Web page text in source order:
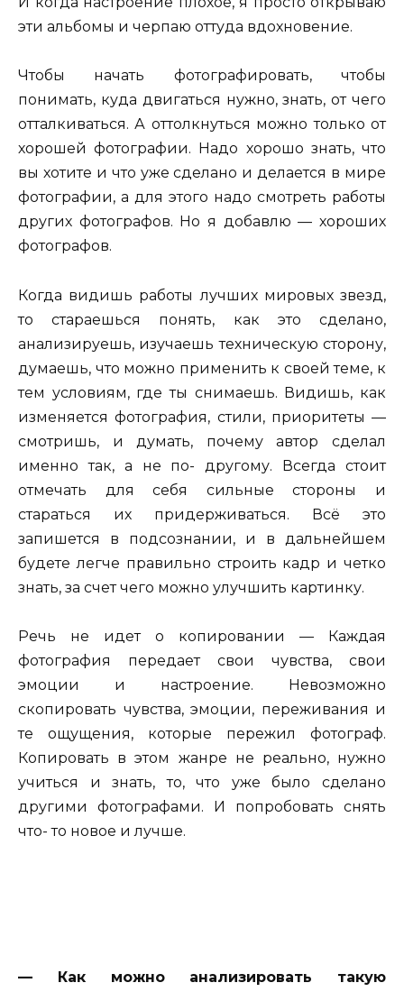
эти альбомы и черпаю оттуда вдохновение.
Чтобы начать фотографировать, чтобы
понимать, куда двигаться нужно, знать, от чего
отталкиваться. А оттолкнуться можно только от
хорошей фотографии. Надо хорошо знать, что
вы хотите и что уже сделано и делается в мире
фотографии, а для этого надо смотреть работы
других фотографов. Но я добавлю — хороших
фотографов.
Когда видишь работы лучших мировых звезд,
то стараешься понять, как это сделано,
анализируешь, изучаешь техническую сторону,
думаешь, что можно применить к своей теме, к
тем условиям, где ты снимаешь. Видишь, как
изменяется фотография, стили, приоритеты —
смотришь, и думать, почему автор сделал
именно так, а не по- другому. Всегда стоит
отмечать для себя сильные стороны и
стараться их придерживаться. Всё это
запишется в подсознании, и в дальнейшем
будете легче правильно строить кадр и четко
знать, за счет чего можно улучшить картинку.
Речь не идет о копировании — Каждая
фотография передает свои чувства, свои
эмоции и настроение. Невозможно
скопировать чувства, эмоции, переживания и
те ощущения, которые пережил фотограф.
Копировать в этом жанре не реально, нужно
учиться и знать, то, что уже было сделано
другими фотографами. И попробовать снять
что- то новое и лучше.
— Как можно анализировать такую